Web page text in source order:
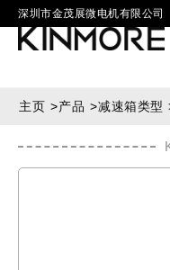
深圳市金茂展微电机有限公司
主页 >产品 >减速箱类型